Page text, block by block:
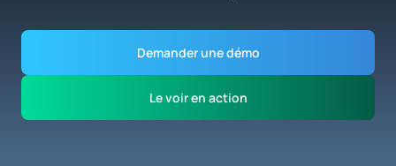
Demander une démo
Le voir en action